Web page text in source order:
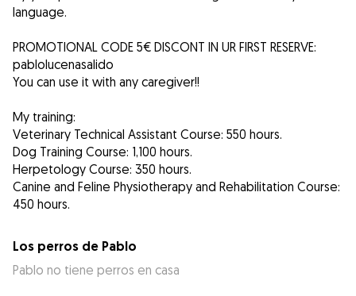
language.
PROMOTIONAL CODE 5€ DISCONT IN UR FIRST RESERVE:
pablolucenasalido
You can use it with any caregiver!!
My training:
Veterinary Technical Assistant Course: 550 hours.
Dog Training Course: 1,100 hours.
Herpetology Course: 350 hours.
Canine and Feline Physiotherapy and Rehabilitation Course:
450 hours.
Los perros de Pablo
Pablo no tiene perros en casa